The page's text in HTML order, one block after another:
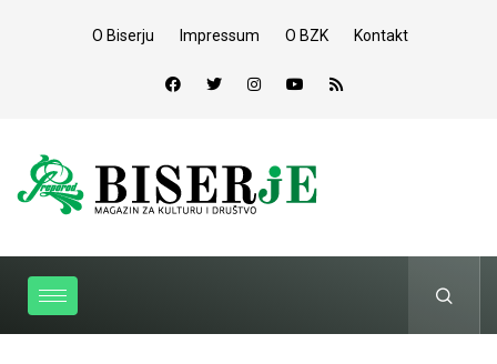
O Biserju Impressum O BZK Kontakt